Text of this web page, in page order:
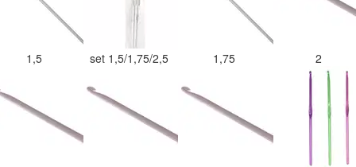
1,5 set 1,5/1,75/2,5 1,75 2